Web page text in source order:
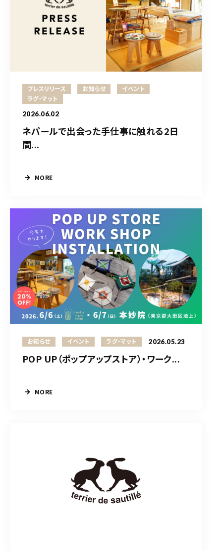
プレスリリース お知らせ
イベント
ラグ・マット
2026.06.02
ネパールで出会った手仕事に触れる2日
間...
MORE
お知らせ イベント ラグ・マット 2026.05.23
POP UP（ポップアップストア）・ワーク...
MORE